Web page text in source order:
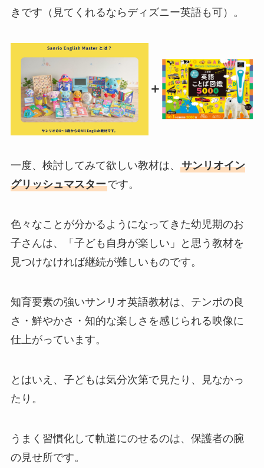
きです（見てくれるならディズニー英語も可）。
＋
一度、検討してみて欲しい教材は、 サンリオイン
グリッシュマスターです。
色々なことが分かるようになってきた幼児期のお
子さんは、「子ども自身が楽しい」と思う教材を
見つけなければ継続が難しいものです。
知育要素の強いサンリオ英語教材は、テンポの良
さ・鮮やかさ・知的な楽しさを感じられる映像に
仕上がっています。
とはいえ、子どもは気分次第で見たり、見なかっ
たり。
うまく習慣化して軌道にのせるのは、保護者の腕
の見せ所です。